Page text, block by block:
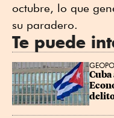
octubre, lo que
su paradero.
Te puede